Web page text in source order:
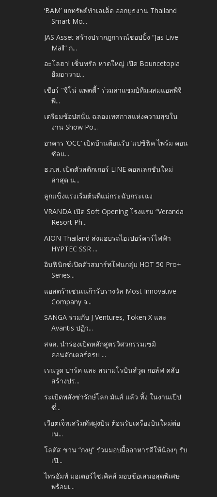
‘BAM’ ยกทรัพย์ทำเลเด็ด ออกบูธงาน Thailand
Smart Mo...
JAS Asset สร้างปรากฏการณ์ชอปปิ้ง “Jas Live
Mall” ก...
อะโลฮา! เซ็นทรัล หาดใหญ่ เปิด Bouncetopia
ธีมฮาวาย...
เชียร์ "จีโน่-แพตตี้" ร่วมล่าแชมป์ทีมผสมแอลพีจี-
พี...
เตรียมช้อปสนั่น ฉลองเทศกาลแห่งความสุขใน
งาน Show Po...
อาคาร ‘OCC’ เปิดบ้านต้อนรับ ‘แปซิฟิค ไพร์ม คอน
ซัลแ...
ธ.ก.ส. เปิดตัวสติกเกอร์ LINE คอลเลกชันใหม่
ล่าสุด น...
ลูกแข็งแรงเริ่มต้นที่แม่กระฉับกระเฉง
VRANDA เปิด Soft Opening โรงแรม “Veranda
Resort Ph...
AION Thailand ส่งมอบรถไฮเปอร์คาร์ไฟฟ้า
HYPTEC SSR ...
อินฟินิกซ์เปิดตัวสมาร์ทโฟนกลุ่ม HOT 50 Pro+
Series...
แอสตร้าเซนเนก้ารับรางวัล Most Innovative
Company จ...
SANGA ร่วมกับ J Ventures, Token X และ
Avantis ปฏิว...
สจล. นำร่องเปิดหลักสูตรวิศวกรรมเซมิ
คอนดักเตอร์ครบ ...
เรนวูด ปาร์ค และ สนามโรบินส์วูด กอล์ฟ คลับ
สร้างปร...
ระเบิดพลังซ่ารักษ์โลก มันส์ แล้ว ทิ้ง ในงานเป๊ป
ซี่...
เวียตเจ็ทเสริมทัพฝูงบิน ต้อนรับเครื่องบินใหม่ต่อ
เน...
โลตัส ชวน “กงยู” ร่วมมอบมื้ออาหารดีให้น้องๆ รับ
เปิ...
ไทรอัมพ์ มอเตอร์ไซเคิลส์ มอบข้อเสนอสุดพิเศษ
พร้อมเ...